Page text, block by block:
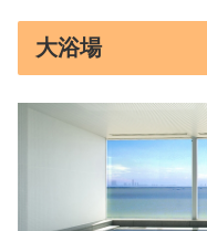
大浴場